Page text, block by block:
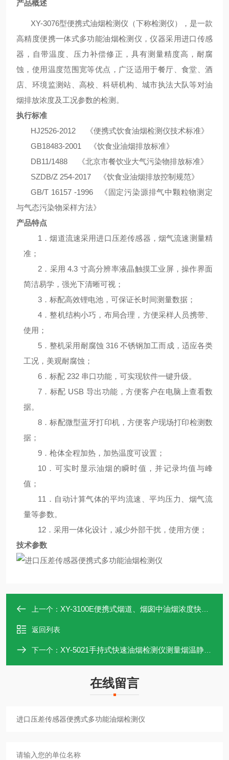
产品概述
XY-3076型便携式油烟检测仪（下称检测仪），是一款
高精度便携一体式多功能油烟检测仪，仪器采用进口传感
器，自带温度、压力补偿修正，具有测量精度高，耐腐
蚀，使用温度范围宽等优点，广泛适用于餐厅、食堂、酒
店、环境监测站、高校、科研机构、城市执法大队等对油
烟排放浓度及工况参数的检测。
执行标准
HJ2526-2012
《便携式饮食油烟检测仪技术标准》
GB18483-2001
《饮食业油烟排放标准》
DB11/1488
《北京市餐饮业大气污染物排放标准》
SZDB/Z 254-2017
《饮食业油烟排放控制规范》
GB/T 16157 -1996 《固定污染源排气中颗粒物测定
与气态污染物采样方法》
产品特点
1．烟道流速采用进口压差传感器，烟气流速测量精
准；
2． 采用 4.3 寸高分辨率液晶触摸工业屏，操作界面
简洁易学，强光下清晰可视；
3． 标配高效锂电池，可保证长时间测量数据；
4．整机结构小巧，布局合理，方便采样人员携带、
使用；
5．整机采用耐腐蚀 316 不锈钢加工而成，适应各类
工况，美观耐腐蚀；
6． 标配 232 串口功能，可实现软件一键升级。
7． 标配 USB 导出功能，方便客户在电脑上查看数
据。
8．标配微型蓝牙打印机，方便客户现场打印检测数
据；
9． 枪体全程加热，加热温度可设置；
10． 可实时显示油烟的瞬时值，并记录均值与峰
值；
11． 自动计算气体的平均流速、平均压力、烟气流
量等参数。
12． 采用一体化设计，减少外部干扰，使用方便；
技术参数
上一个： XY-3100E便携式烟道、烟囱中油烟浓度快速检测仪
返回列表
下一个： XY-5021手持式快速油烟检测仪测量烟温静压动压
在线留言